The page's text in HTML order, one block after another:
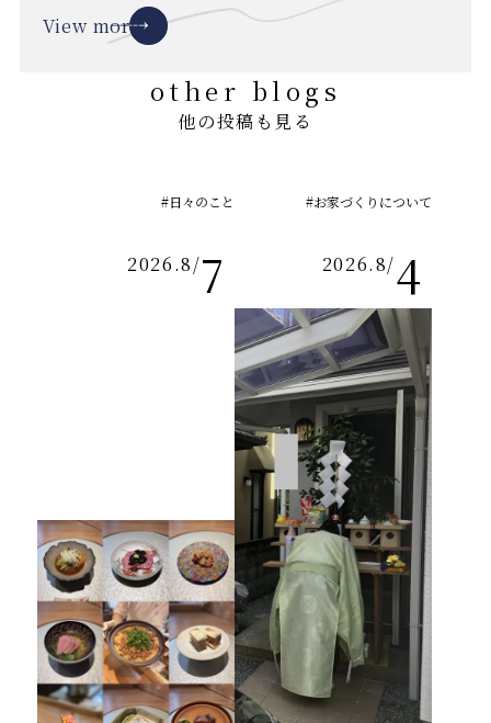
View more
other blogs
他の投稿も見る
2026.8/7
#日々のこと
2026.8/4
#お家づくりについて